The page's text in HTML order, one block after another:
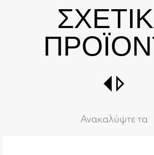
switch_right
Ανακαλύψτε τα